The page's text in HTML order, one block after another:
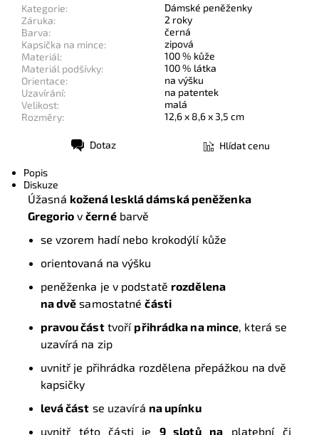
Kategorie:
Dámské peněženky
Záruka:
2 roky
Barva:
černá
Kapsička na mince:
zipová
Materiál:
100 % kůže
Materiál podšívky:
100 % látka
Orientace:
na výšku
Uzavírání:
na patentek
Velikost:
malá
Rozměry:
12,6 x 8,6 x 3,5 cm
Dotaz Hlídat cenu
Popis
Diskuze
Úžasná kožená lesklá dámská peněženka
Gregoriovčernébarvě
se vzorem hadí nebo krokodýlí kůže
orientovaná na výšku
peněženka je v podstatě rozdělena
na dvě samostatnéčásti
pravou částtvoří přihrádka na mince, která se
uzavírá na zip
uvnitř je přihrádka rozdělena přepážkou na dvě
kapsičky
levá část se uzavírá na upínku
uvnitř této části je 9 slotů na platební či